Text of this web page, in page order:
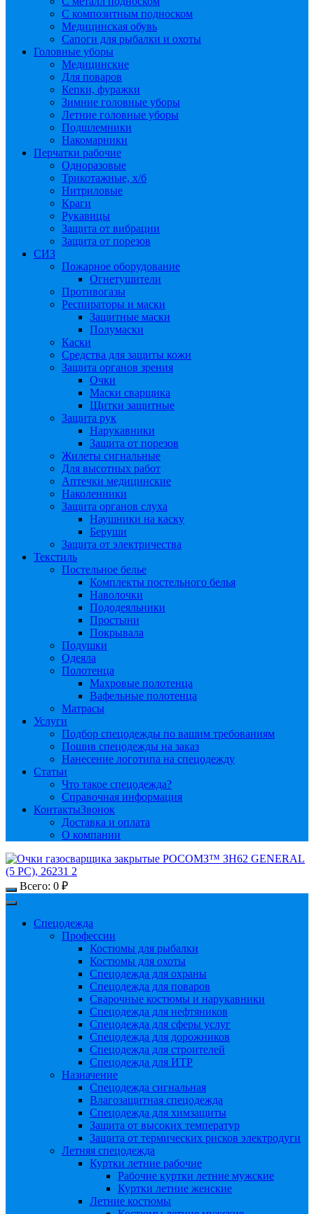
С композитным подноском
Медицинская обувь
Сапоги для рыбалки и охоты
Головные уборы
Медицинские
Для поваров
Кепки, фуражки
Зимние головные уборы
Летние головные уборы
Подшлемники
Накомарники
Перчатки рабочие
Одноразовые
Трикотажные, х/б
Нитриловые
Краги
Рукавицы
Защита от вибрации
Защита от порезов
СИЗ
Пожарное оборудование
Огнетушители
Противогазы
Респираторы и маски
Защитные маски
Полумаски
Каски
Средства для защиты кожи
Защита органов зрения
Очки
Маски сварщика
Щитки защитные
Защита рук
Нарукавники
Защита от порезов
Жилеты сигнальные
Для высотных работ
Аптечки медицинские
Наколенники
Защита органов слуха
Наушники на каску
Беруши
Защита от электричества
Текстиль
Постельное белье
Комплекты постельного белья
Наволочки
Пододеяльники
Простыни
Покрывала
Подушки
Одеяла
Полотенца
Махровые полотенца
Вафельные полотенца
Матрасы
Услуги
Подбор спецодежды по вашим требованиям
Пошив спецодежды на заказ
Нанесение логотипа на спецодежду
Статьи
Что такое спецодежда?
Справочная информация
КонтактыЗвонок
Доставка и оплата
О компании
Всего: 0 ₽
Спецодежда
Профессии
Костюмы для рыбалки
Костюмы для охоты
Спецодежда для охраны
Спецодежда для поваров
Сварочные костюмы и нарукавники
Спецодежда для нефтяников
Спецодежда для сферы услуг
Спецодежда для дорожников
Спецодежда для строителей
Спецодежда для ИТР
Назначение
Спецодежда сигнальная
Влагозащитная спецодежда
Спецодежда для химзащиты
Защита от высоких температур
Защита от термических рисков электродуги
Летняя спецодежда
Куртки летние рабочие
Рабочие куртки летние мужские
Куртки летние женские
Летние костюмы